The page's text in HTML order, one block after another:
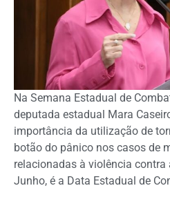
Na Semana Estadual de
deputada estadual Mara
importância da utilização de
botão do pânico nos casos de
relacionadas à violência contra
Junho, é a Data Estadual de